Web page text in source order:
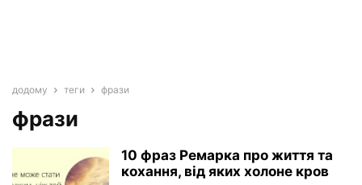
додому теги фрази
фрази
10 фраз Ремарка про життя та
кохання, від яких холоне кров